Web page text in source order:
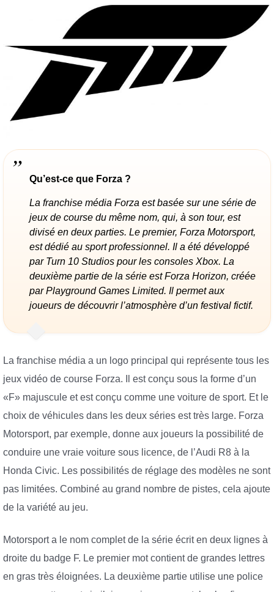
Qu’est-ce que Forza ?
La franchise média Forza est basée sur une série de
jeux de course du même nom, qui, à son tour, est
divisé en deux parties. Le premier, Forza Motorsport,
est dédié au sport professionnel. Il a été développé
par Turn 10 Studios pour les consoles Xbox. La
deuxième partie de la série est Forza Horizon, créée
par Playground Games Limited. Il permet aux
joueurs de découvrir l’atmosphère d’un festival fictif.
La franchise média a un logo principal qui représente tous les
jeux vidéo de course Forza. Il est conçu sous la forme d’un
«F» majuscule et est conçu comme une voiture de sport. Et le
choix de véhicules dans les deux séries est très large. Forza
Motorsport, par exemple, donne aux joueurs la possibilité de
conduire une vraie voiture sous licence, de l’Audi R8 à la
Honda Civic. Les possibilités de réglage des modèles ne sont
pas limitées. Combiné au grand nombre de pistes, cela ajoute
de la variété au jeu.
Motorsport a le nom complet de la série écrit en deux lignes à
droite du badge F. Le premier mot contient de grandes lettres
en gras très éloignées. La deuxième partie utilise une police